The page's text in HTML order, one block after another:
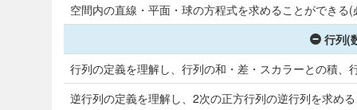
空間内の直線・平面・球の方程式を求めることができる
行列(
行列の定義を理解し、行列の和・差・スカラーとの積、
逆行列の定義を理解し、2次の正方行列の逆行列を求め